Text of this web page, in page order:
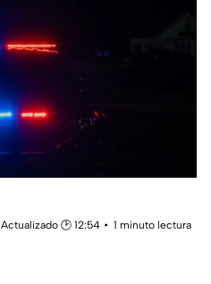
| Actualizado 🕑 12:54
1 minuto lectura